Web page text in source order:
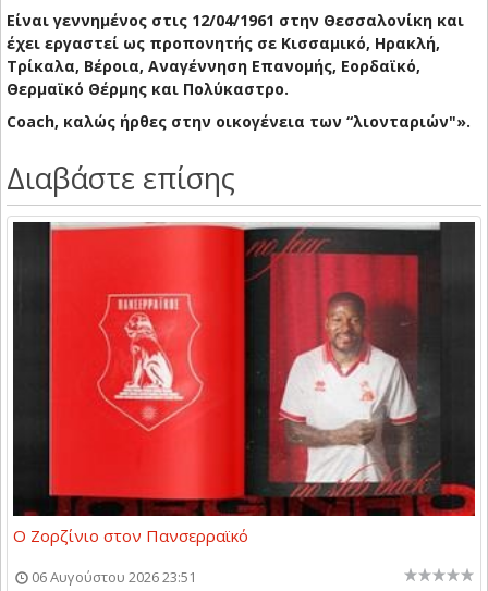
Είναι γεννημένος στις 12/04/1961 στην Θεσσαλονίκη και
έχει εργαστεί ως προπονητής σε Κισσαμικό, Ηρακλή,
Τρίκαλα, Βέροια, Αναγέννηση Επανομής, Εορδαϊκό,
Θερμαϊκό Θέρμης και Πολύκαστρο.
Coach, καλώς ήρθες στην οικογένεια των “λιονταριών"».
Διαβάστε επίσης
Ο Ζορζίνιο στον Πανσερραϊκό
06 Αυγούστου 2026 23:51